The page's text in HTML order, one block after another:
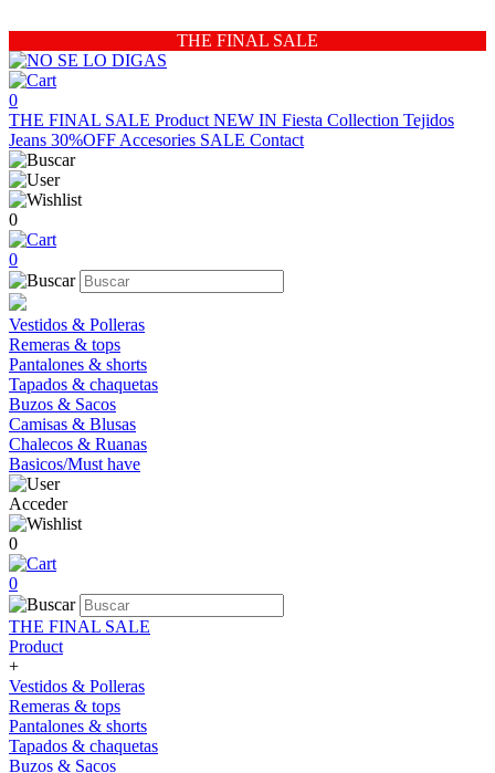
THE FINAL SALE
0
THE FINAL SALE Product NEW IN Fiesta Collection Tejidos
Jeans 30%OFF Accesories SALE Contact
0
0
Vestidos & Polleras
Remeras & tops
Pantalones & shorts
Tapados & chaquetas
Buzos & Sacos
Camisas & Blusas
Chalecos & Ruanas
Basicos/Must have
Acceder
0
0
THE FINAL SALE
Product
+
Vestidos & Polleras
Remeras & tops
Pantalones & shorts
Tapados & chaquetas
Buzos & Sacos